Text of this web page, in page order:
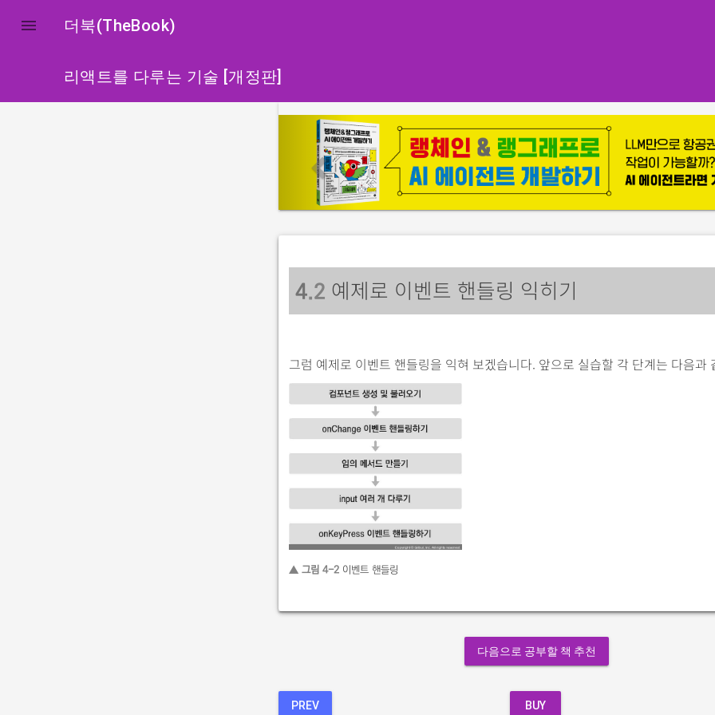
 더북(TheBook)
리액트를 다루는 기술 [개정판]
p
r
e
v
i
o
s
4.2 예제로 이벤트 핸들링 익히기
그럼 예제로 이벤트 핸들링을 익혀 보겠습니다. 앞으로 실습할 각 단계는 다음과
▲ 그림 4-2이벤트 핸들링
다음으로 공부할 책 추천
PREV BUY